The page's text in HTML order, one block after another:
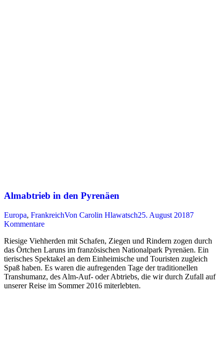
Almabtrieb in den Pyrenäen
Europa, FrankreichVon Carolin Hlawatsch25. August 20187
Kommentare
Riesige Viehherden mit Schafen, Ziegen und Rindern zogen durch
das Örtchen Laruns im französischen Nationalpark Pyrenäen. Ein
tierisches Spektakel an dem Einheimische und Touristen zugleich
Spaß haben. Es waren die aufregenden Tage der traditionellen
Transhumanz, des Alm-Auf- oder Abtriebs, die wir durch Zufall auf
unserer Reise im Sommer 2016 miterlebten.